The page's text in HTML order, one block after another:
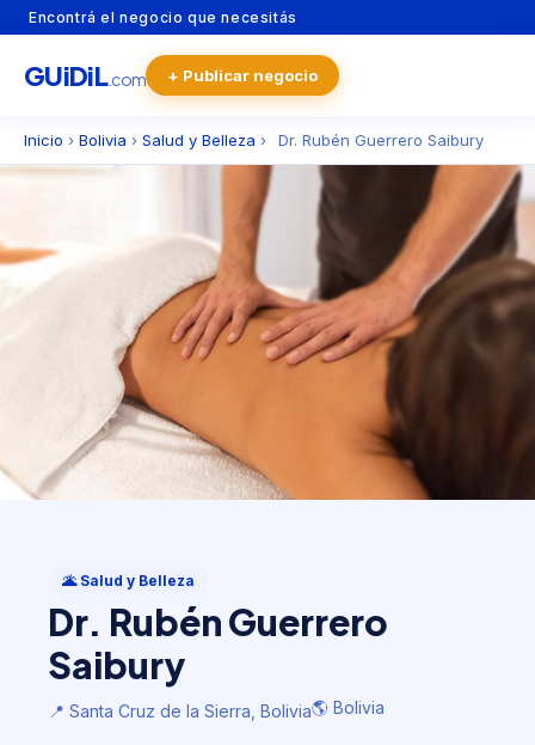
Encontrá el negocio que necesitás
GUiDiL.com + Publicar negocio
Inicio › Bolivia › Salud y Belleza › Dr. Rubén Guerrero Saibury
Dr. Rubén Guerrero Saibury
📍 Santa Cruz de la Sierra, Bolivia🌎 Bolivia
🌋 Salud y Belleza
Dr. Rubén Guerrero
Saibury
📍 Santa Cruz de la Sierra, Bolivia🌎 Bolivia